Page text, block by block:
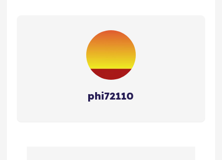
phi72110